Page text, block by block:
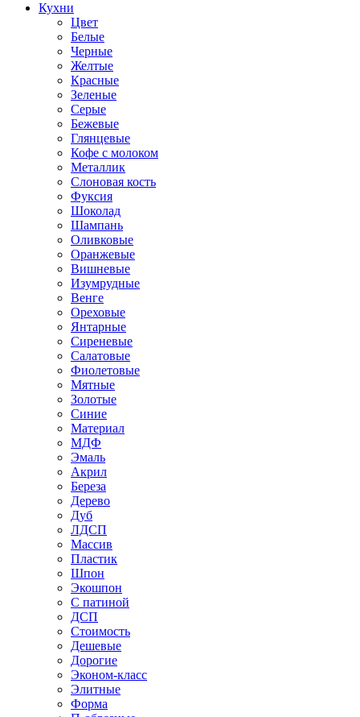
Кухни
Цвет
Белые
Черные
Желтые
Красные
Зеленые
Серые
Бежевые
Глянцевые
Кофе с молоком
Металлик
Слоновая кость
Фуксия
Шоколад
Шампань
Оливковые
Оранжевые
Вишневые
Изумрудные
Венге
Ореховые
Янтарные
Сиреневые
Салатовые
Фиолетовые
Мятные
Золотые
Синие
Материал
МДФ
Эмаль
Акрил
Береза
Дерево
Дуб
ЛДСП
Массив
Пластик
Шпон
Экошпон
С патиной
ДСП
Стоимость
Дешевые
Дорогие
Эконом-класс
Элитные
Форма